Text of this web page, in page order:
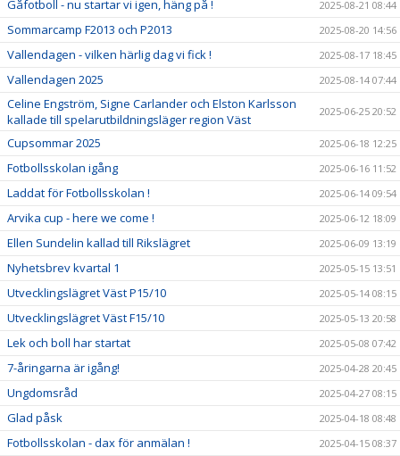
Gåfotboll - nu startar vi igen, häng på ! 2025-08-21 08:44
Sommarcamp F2013 och P2013 2025-08-20 14:56
Vallendagen - vilken härlig dag vi fick ! 2025-08-17 18:45
Vallendagen 2025 2025-08-14 07:44
Celine Engström, Signe Carlander och Elston Karlsson
kallade till spelarutbildningsläger region Väst
2025-06-25 20:52
Cupsommar 2025 2025-06-18 12:25
Fotbollsskolan igång 2025-06-16 11:52
Laddat för Fotbollsskolan ! 2025-06-14 09:54
Arvika cup - here we come ! 2025-06-12 18:09
Ellen Sundelin kallad till Rikslägret 2025-06-09 13:19
Nyhetsbrev kvartal 1 2025-05-15 13:51
Utvecklingslägret Väst P15/10 2025-05-14 08:15
Utvecklingslägret Väst F15/10 2025-05-13 20:58
Lek och boll har startat 2025-05-08 07:42
7-åringarna är igång! 2025-04-28 20:45
Ungdomsråd 2025-04-27 08:15
Glad påsk 2025-04-18 08:48
Fotbollsskolan - dax för anmälan ! 2025-04-15 08:37